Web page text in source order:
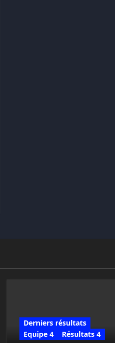
Derniers résultats
Equipe 4
Résultats 4